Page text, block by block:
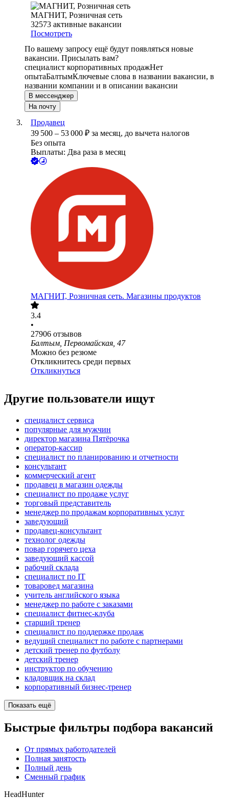
МАГНИТ, Розничная сеть
32573 активные вакансии
Посмотреть
По вашему запросу ещё будут появляться новые
вакансии. Присылать вам?
специалист корпоративных продажНет
опытаБалтымКлючевые слова в названии вакансии, в
названии компании и в описании вакансии
В мессенджер
На почту
Продавец
39 500 – 53 000 ₽ за месяц, до вычета налогов
Без опыта
Выплаты: Два раза в месяц
МАГНИТ, Розничная сеть. Магазины продуктов
3.4
•
27906 отзывов
Балтым, Первомайская, 47
Можно без резюме
Откликнитесь среди первых
Откликнуться
Другие пользователи ищут
специалист сервиса
популярные для мужчин
директор магазина Пятёрочка
оператор-кассир
специалист по планированию и отчетности
консультант
коммерческий агент
продавец в магазин одежды
специалист по продаже услуг
торговый представитель
менеджер по продажам корпоративных услуг
заведующий
продавец-консультант
технолог одежды
повар горячего цеха
заведующий кассой
рабочий склада
специалист по IT
товаровед магазина
учитель английского языка
менеджер по работе с заказами
специалист фитнес-клуба
старший тренер
специалист по поддержке продаж
ведущий специалист по работе с партнерами
детский тренер по футболу
детский тренер
инструктор по обучению
кладовщик на склад
корпоративный бизнес-тренер
Показать ещё
Быстрые фильтры подбора вакансий
От прямых работодателей
Полная занятость
Полный день
Сменный график
HeadHunter